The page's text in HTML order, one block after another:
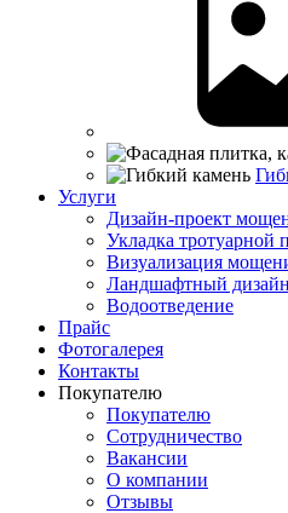
Услуги
Дизайн-проект
Укладка тротуарной
Визуализация
Ландшафтный дизайн
Водоотведение
Прайс
Фотогалерея
Контакты
Покупателю
Покупателю
Сотрудничество
Вакансии
О компании
Отзывы